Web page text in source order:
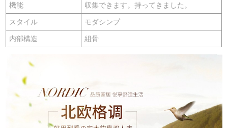
機能 収集できます。持ってきました。
スタイル モダシンプ
内部構造 組骨